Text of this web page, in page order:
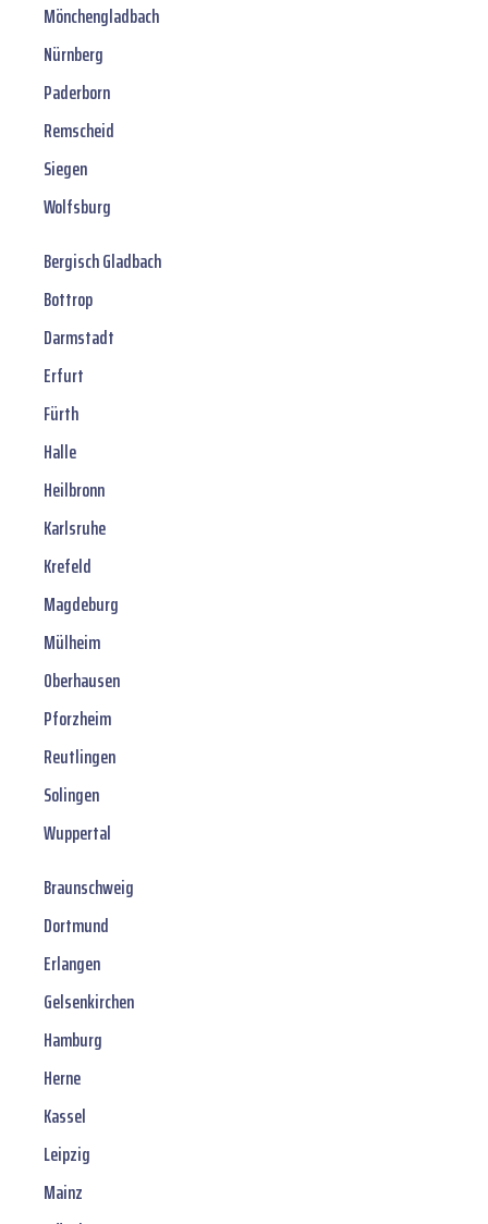
Mönchengladbach
Nürnberg
Paderborn
Remscheid
Siegen
Wolfsburg
Bergisch Gladbach
Bottrop
Darmstadt
Erfurt
Fürth
Halle
Heilbronn
Karlsruhe
Krefeld
Magdeburg
Mülheim
Oberhausen
Pforzheim
Reutlingen
Solingen
Wuppertal
Braunschweig
Dortmund
Erlangen
Gelsenkirchen
Hamburg
Herne
Kassel
Leipzig
Mainz